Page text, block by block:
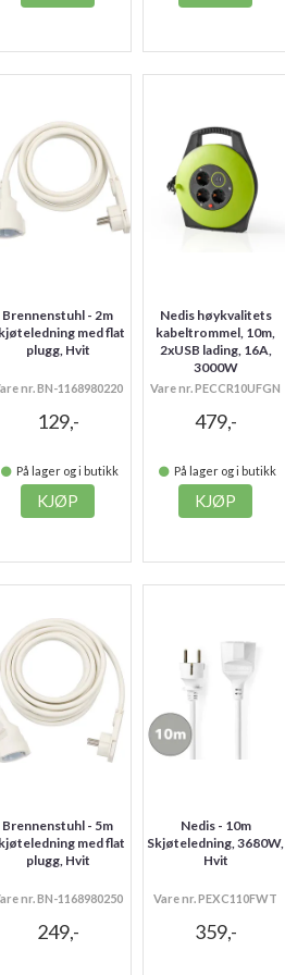
Brennenstuhl - 2m
med flat
plugg, Hvit
nr. BN-1168980220
129,-
På lager og i butikk
KJØP
Nedis høykvalitets
kabeltrommel, 10m,
2xUSB lading, 16A,
3000W
Vare nr. PECCR10UFGN
479,-
På lager og i butikk
KJØP
Brennenstuhl - 5m
med flat
plugg, Hvit
nr. BN-1168980250
249,-
Nedis - 10m
Skjøteledning, 3680W,
Hvit
Vare nr. PEXC110FWT
359,-